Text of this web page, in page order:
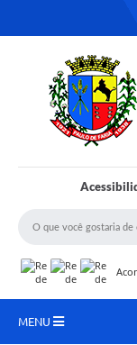
MENU